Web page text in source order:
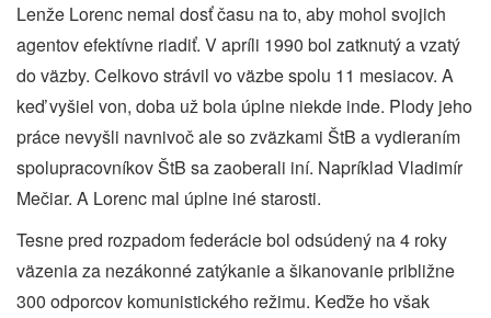
Lenže Lorenc nemal dosť času na to, aby mohol svojich
agentov efektívne riadiť. V apríli 1990 bol zatknutý a vzatý
do väzby. Celkovo strávil vo väzbe spolu 11 mesiacov. A
keď vyšiel von, doba už bola úplne niekde inde. Plody jeho
práce nevyšli navnivoč ale so zväzkami ŠtB a vydieraním
spolupracovníkov ŠtB sa zaoberali iní. Napríklad Vladimír
Mečiar. A Lorenc mal úplne iné starosti.
Tesne pred rozpadom federácie bol odsúdený na 4 roky
väzenia za nezákonné zatýkanie a šikanovanie približne
300 odporcov komunistického režimu. Keďže ho však